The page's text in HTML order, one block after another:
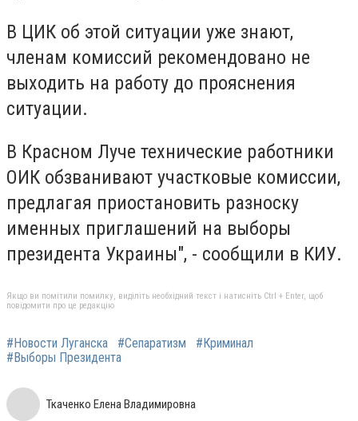
В ЦИК об этой ситуации уже знают,
членам комиссий рекомендовано не
выходить на работу до прояснения
ситуации.
В Красном Луче технические работники
ОИК обзванивают участковые комиссии,
предлагая приостановить разноску
именных приглашений на выборы
президента Украины", - сообщили в КИУ.
Якщо ви помітили помилку, виділіть необхідний текст і натисніть Ctrl + Enter, щоб
повідомити про це редакцію
#Новости Луганска #Сепаратизм
#Криминал
#Выборы Президента
Ткаченко Елена Владимировна